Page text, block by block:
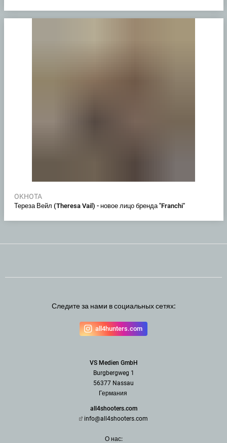
OKHOTA
Тереза ​​Вейл (Theresa Vail) - новое лицо бренда "Franchi"
Следите за нами в социальных сетях:
all4hunters.com
VS Medien GmbH
Burgbergweg 1
56377 Nassau
Германия
all4shooters.com
info@all4shooters.com
О нас: